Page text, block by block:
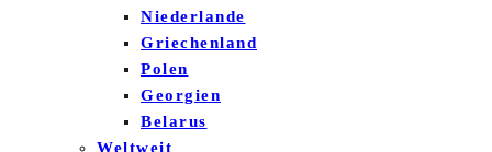
Niederlande
Griechenland
Polen
Georgien
Belarus
Weltweit